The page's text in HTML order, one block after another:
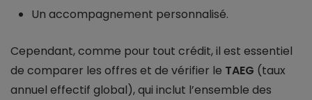
Un accompagnement personnalisé.
Cependant, comme pour tout crédit, il est essentiel
de comparer les offres et de vérifier le TAEG (taux
annuel effectif global), qui inclut l’ensemble des